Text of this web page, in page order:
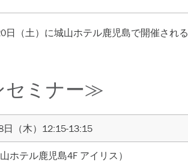
日（土）に城山ホテル鹿児島で開催される
ミナー≫
（木）12:15-13:15
ホテル鹿児島4F アイリス）